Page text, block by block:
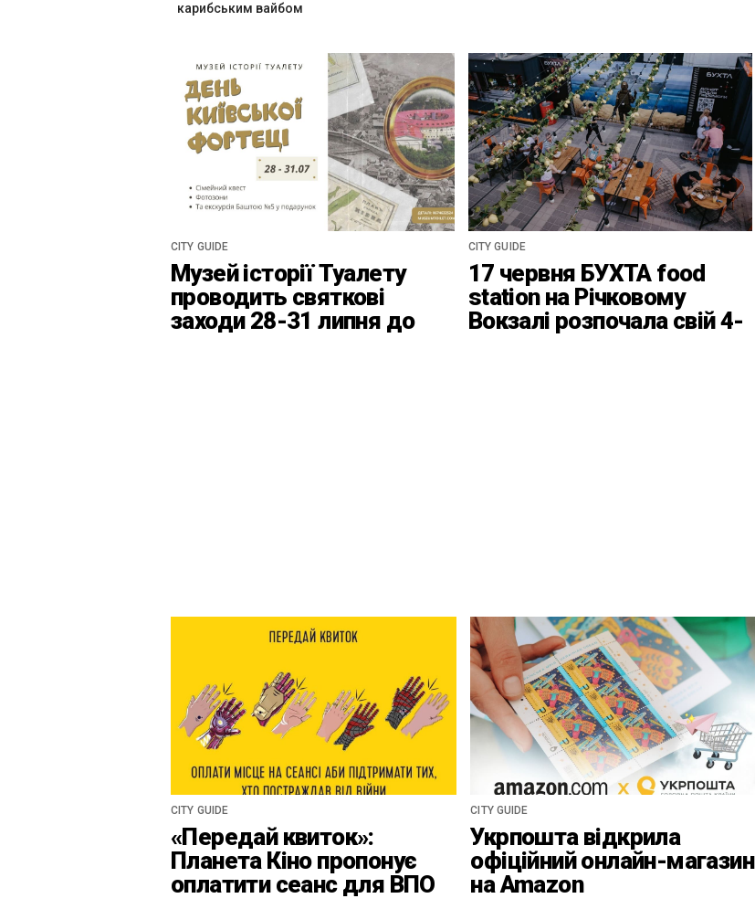
карибським вайбом
CITY GUIDE
Музей історії Туалету
проводить святкові
заходи 28-31 липня до
CITY GUIDE
17 червня БУХТА food
station на Річковому
Вокзалі розпочала свій 4-
CITY GUIDE
«Передай квиток»:
Планета Кіно пропонує
оплатити сеанс для ВПО
CITY GUIDE
Укрпошта відкрила
офіційний онлайн-магазин
на Amazon